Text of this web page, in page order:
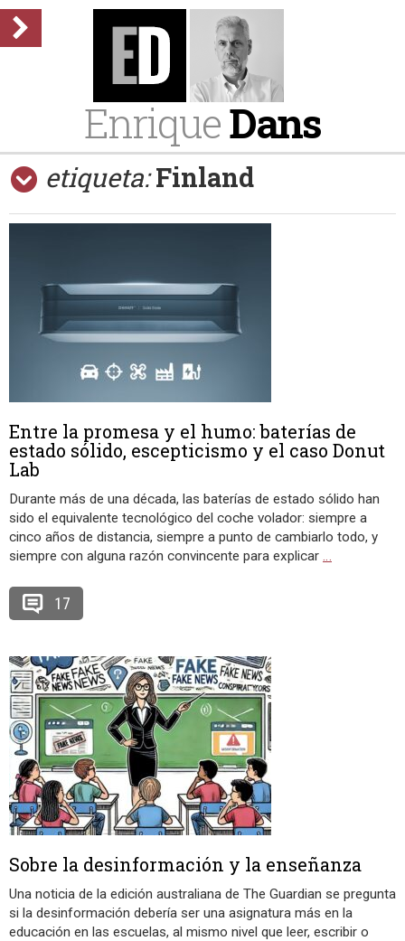
EnriqueDans
etiqueta: Finland
Entre la promesa y el humo: baterías de
estado sólido, escepticismo y el caso Donut
Lab
Durante más de una década, las baterías de estado sólido han
sido el equivalente tecnológico del coche volador: siempre a
cinco años de distancia, siempre a punto de cambiarlo todo, y
siempre con alguna razón convincente para explicar …
17
Sobre la desinformación y la enseñanza
Una noticia de la edición australiana de The Guardian se pregunta
si la desinformación debería ser una asignatura más en la
educación en las escuelas, al mismo nivel que leer, escribir o